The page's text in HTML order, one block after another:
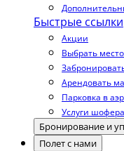
Быстрые ссылки
Акции
Выбрать
Арендовать
Парковка в
Услуги
Бронирование и
Полет с нами